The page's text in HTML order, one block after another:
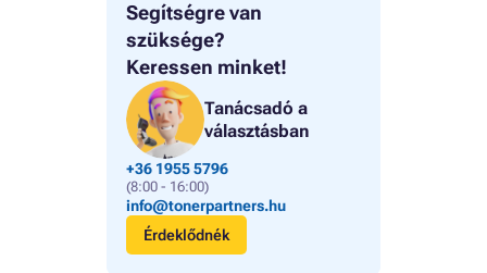
Segítségre van
szüksége?
Keressen minket!
Tanácsadó a
választásban
+36 1955 5796
(8:00 - 16:00)
info@tonerpartners.hu
Érdeklődnék